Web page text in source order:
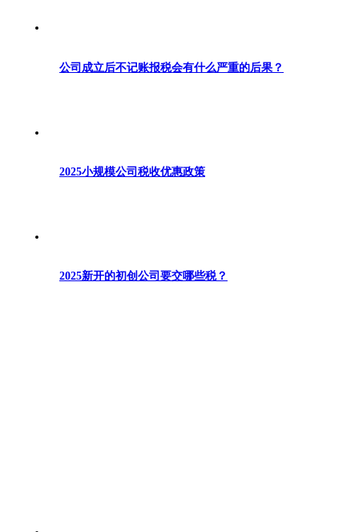
公司成立后不记账报税会有什么严重的后果？
2025小规模公司税收优惠政策
2025新开的初创公司要交哪些税？